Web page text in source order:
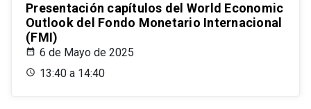
Presentación capítulos del World Economic
Outlook del Fondo Monetario Internacional
(FMI)
6 de Mayo de 2025
13:40 a 14:40